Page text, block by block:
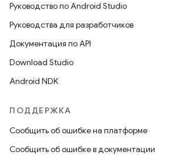
Руководство по Android Studio
Руководства для разработчиков
Документация по API
Download Studio
Android NDK
ПОДДЕРЖКА
Сообщить об ошибке на платформе
Сообщить об ошибке в документации